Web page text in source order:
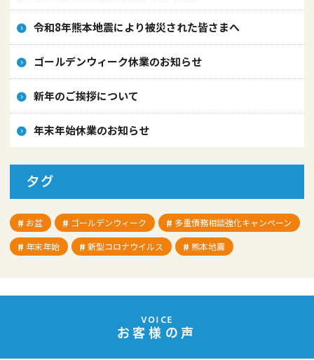
令和8年熊本地震により被災された皆さまへ
ゴールデンウィーク休業のお知らせ
新年のご挨拶について
年末年始休業のお知らせ
タグ
お盆 ゴールデンウィーク
多重債務相談強化キャンペーン
年末年始
新型コロナウイルス 熊本地震
VOICE
お客様の声